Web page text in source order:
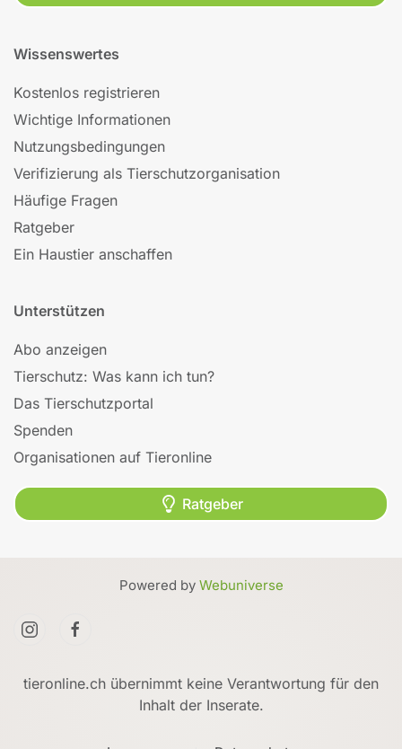
Wissenswertes
Kostenlos registrieren
Wichtige Informationen
Nutzungsbedingungen
Verifizierung als Tierschutzorganisation
Häufige Fragen
Ratgeber
Ein Haustier anschaffen
Unterstützen
Abo anzeigen
Tierschutz: Was kann ich tun?
Das Tierschutzportal
Spenden
Organisationen auf Tieronline
Ratgeber
Powered by Webuniverse
tieronline.ch übernimmt keine Verantwortung für den
Inhalt der Inserate.